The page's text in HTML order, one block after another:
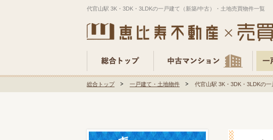
代官山駅 3K・3DK・3LDKの一戸建て（新築/中古）・土地売買物件一覧
総合トップ 一戸建て・土地物件 代官山駅 3K・3DK・3LDKの